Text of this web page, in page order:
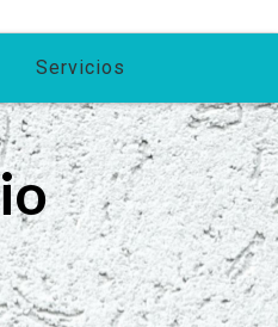
Servicios